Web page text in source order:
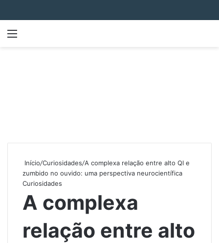
Início/Curiosidades/A complexa relação entre alto QI e
zumbido no ouvido: uma perspectiva neurocientífica
Curiosidades
A complexa
relação entre alto